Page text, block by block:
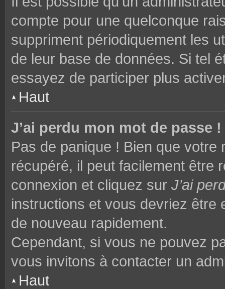
compte pour une quelconque
suppriment périodiquement les
de leur base de données. Si tel
essayez de participer plus
Haut
J’ai perdu mon mot de passe !
Pas de panique ! Bien que
récupéré, il peut facilement être
connexion et cliquez sur J’ai
instructions et vous devriez être
de nouveau rapidement.
Cependant, si vous ne pouvez
vous invitons à contacter un
Haut